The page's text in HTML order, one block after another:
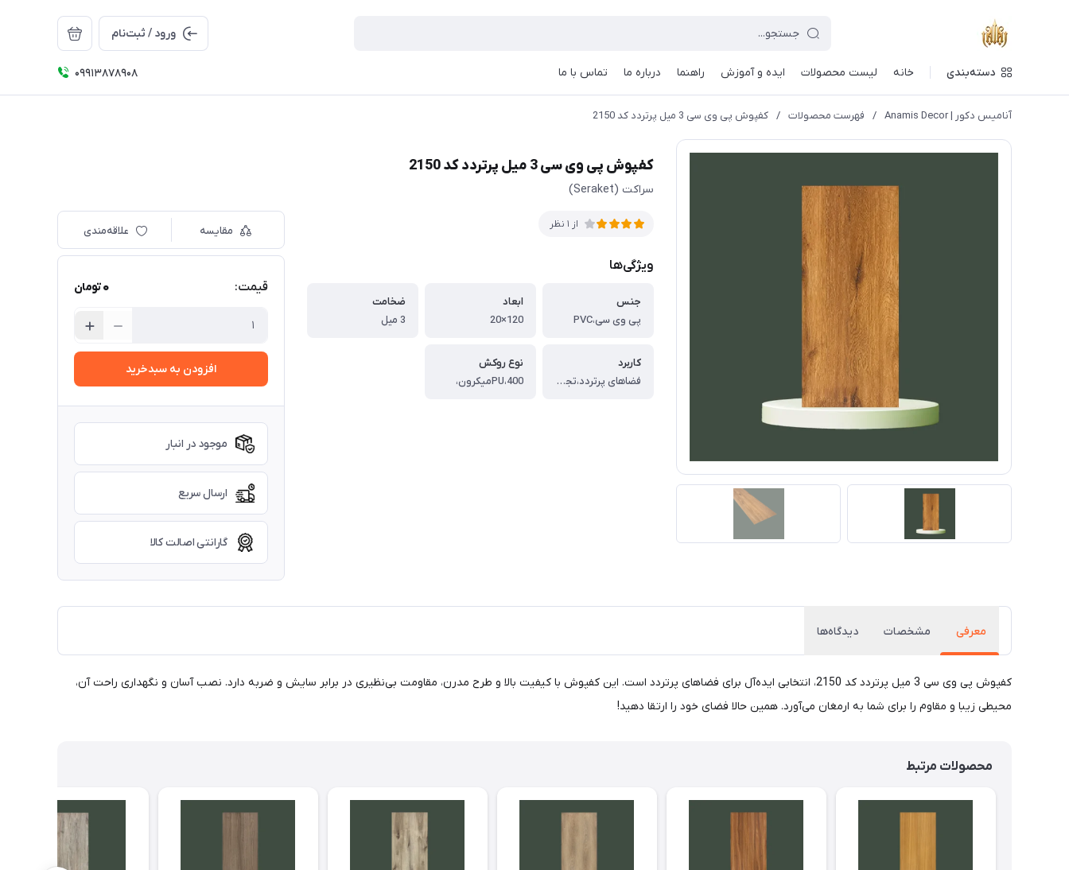
ورود / ثبت‌نام
دسته‌بندی خانه لیست محصولات ایده و آموزش راهنما درباره ما تماس با ما 09913878908
آنامیس دکور | Anamis Decor / فهرست محصولات / کفپوش پی وی سی 3 میل پرتردد کد 2150
کفپوش پی وی سی 3 میل پرتردد کد 2150
سراکت (Seraket)
از 1 نظر
ویژگی‌ها
جنس
پی وی سی،PVC
ابعاد
120×20
ضخامت
3 میل
کاربرد
فضاهای پرتردد،تجاری،اداری،مسکونی پرتردد
نوع روکش
PU،400میکرون،
مقایسه علاقه‌مندی
قیمت: 0تومان
افزودن به سبدخرید
موجود در انبار
ارسال سریع
گارانتی اصالت کالا
معرفی مشخصات دیدگاه‌ها
کفپوش پی وی سی 3 میل پرتردد کد 2150، انتخابی ایده‌آل برای فضاهای پرتردد است. این کفپوش با کیفیت بالا و طرح مدرن، مقاومت بی‌نظیری در برابر سایش و ضربه دارد. نصب آسان و نگهداری راحت آن،
محیطی زیبا و مقاوم را برای شما به ارمغان می‌آورد. همین حالا فضای خود را ارتقا دهید!
محصولات مرتبط